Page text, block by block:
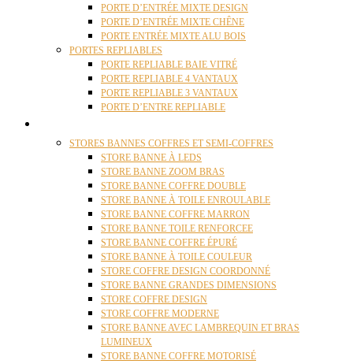
PORTE D’ENTRÉE MIXTE DESIGN
PORTE D’ENTRÉE MIXTE CHÊNE
PORTE ENTRÉE MIXTE ALU BOIS
PORTES REPLIABLES
PORTE REPLIABLE BAIE VITRÉ
PORTE REPLIABLE 4 VANTAUX
PORTE REPLIABLE 3 VANTAUX
PORTE D’ENTRE REPLIABLE
STORES BANNES COFFRES ET SEMI-COFFRES
STORE BANNE À LEDS
STORE BANNE ZOOM BRAS
STORE BANNE COFFRE DOUBLE
STORE BANNE À TOILE ENROULABLE
STORE BANNE COFFRE MARRON
STORE BANNE TOILE RENFORCEE
STORE BANNE COFFRE ÉPURÉ
STORE BANNE À TOILE COULEUR
STORE COFFRE DESIGN COORDONNÉ
STORE BANNE GRANDES DIMENSIONS
STORE COFFRE DESIGN
STORE COFFRE MODERNE
STORE BANNE AVEC LAMBREQUIN ET BRAS
LUMINEUX
STORE BANNE COFFRE MOTORISÉ